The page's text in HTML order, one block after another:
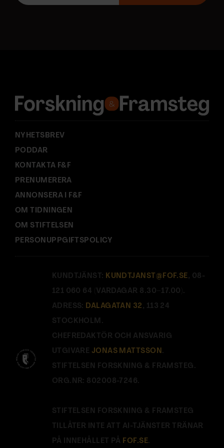
s
:
NYHETSBREV
PODDAR
KONTAKTA F&F
PRENUMERERA
ANNONSERA I F&F
OM TIDNINGEN
OM STIFTELSEN
PERSONUPPGIFTSPOLICY
KUNDTJÄNST: KUNDTJANST@FOF.SE , 08-
121 060 64 (VARDAGAR 8.30–17.00).
ADRESS: DALAGATAN 32 , 113 24
STOCKHOLM.
CHEFREDAKTÖR OCH ANSVARIG
UTGIVARE JONAS MATTSSON.
STIFTELSEN FORSKNING & FRAMSTEG.
ORG.NR: 802008-7246.
STIFTELSEN FORSKNING & FRAMSTEG
TILLÅTER INTE ATT AI-TJÄNSTER TRÄNAR
PÅ INNEHÅLLET PÅ FOF.SE.